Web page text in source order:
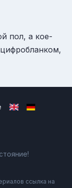
пол, а кое-
ссылка на